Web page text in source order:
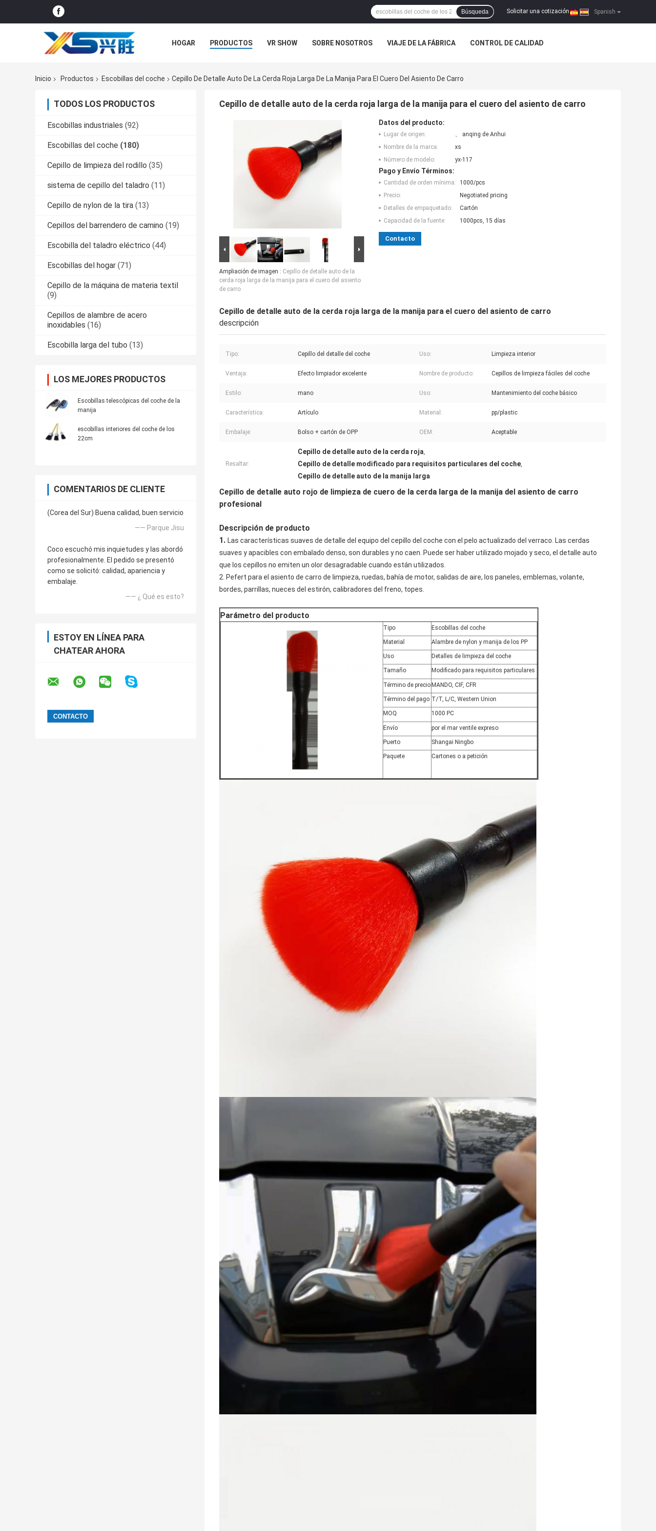
Spanish
Solicitar una cotización |
Búsqueda
HOGAR PRODUCTOS VR SHOW SOBRE NOSOTROS VIAJE DE LA FÁBRICA CONTROL DE CALIDAD
Inicio
Productos Escobillas del coche Cepillo De Detalle Auto De La Cerda Roja Larga De La Manija Para El Cuero Del Asiento De Carro
TODOS LOS PRODUCTOS
Escobillas industriales (92)
Escobillas del coche (180)
Cepillo de limpieza del rodillo (35)
sistema de cepillo del taladro (11)
Cepillo de nylon de la tira (13)
Cepillos del barrendero de camino (19)
Escobilla del taladro eléctrico (44)
Escobillas del hogar (71)
Cepillo de la máquina de materia textil
(9)
Cepillos de alambre de acero
inoxidables (16)
Escobilla larga del tubo (13)
LOS MEJORES PRODUCTOS
Escobillas telescópicas del coche de la
manija
escobillas interiores del coche de los
22cm
COMENTARIOS DE CLIENTE
(Corea del Sur) Buena calidad, buen servicio
—— Parque Jisu
Coco escuchó mis inquietudes y las abordó
profesionalmente. El pedido se presentó
como se solicitó: calidad, apariencia y
embalaje.
—— ¿ Qué es esto?
ESTOY EN LÍNEA PARA
CHATEAR AHORA
Cepillo de detalle auto de la cerda roja larga de la manija para el cuero del asiento de carro
Ampliación de imagen : Cepillo de detalle auto de la
cerda roja larga de la manija para el cuero del asiento
de carro
Datos del producto:
Lugar de origen:
、 anqing de Anhui
Nombre de la marca:
xs
Número de modelo:
yx-117
Pago y Envío Términos:
Cantidad de orden mínima:
1000/pcs
Precio:
Negotiated pricing
Detalles de empaquetado:
Cartón
Capacidad de la fuente:
1000pcs, 15 días
Contacto
Cepillo de detalle auto de la cerda roja larga de la manija para el cuero del asiento de carro
descripción
Tipo: Cepillo del detalle del coche Uso: Limpieza interior
Ventaja: Efecto limpiador excelente Nombre de producto: Cepillos de limpieza fáciles del coche
Estilo: mano Uso: Mantenimiento del coche básico
Característica: Artículo Material: pp/plastic
Embalaje: Bolso + cartón de OPP OEM: Aceptable
Resaltar:
Cepillo de detalle auto de la cerda roja,
Cepillo de detalle modificado para requisitos particulares del coche,
Cepillo de detalle auto de la manija larga
Cepillo de detalle auto rojo de limpieza de cuero de la cerda larga de la manija del asiento de carro
profesional
Descripción de producto
1. Las características suaves de detalle del equipo del cepillo del coche con el pelo actualizado del verraco. Las cerdas
suaves y apacibles con embalado denso, son durables y no caen. Puede ser haber utilizado mojado y seco, el detalle auto
que los cepillos no emiten un olor desagradable cuando están utilizados.
2. Pefert para el asiento de carro de limpieza, ruedas, bahía de motor, salidas de aire, los paneles, emblemas, volante,
bordes, parrillas, nueces del estirón, calibradores del freno, topes.
Parámetro del producto
Tipo Escobillas del coche
Material Alambre de nylon y manija de los PP
Uso Detalles de limpieza del coche
Tamaño Modificado para requisitos particulares
Término de precio MANDO, CIF, CFR
Término del pago T/T, L/C, Western Union
MOQ 1000 PC
Envío por el mar ventile expreso
Puerto Shangai Ningbo
Paquete Cartones o a petición